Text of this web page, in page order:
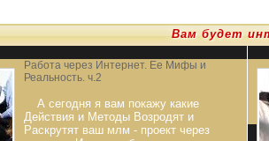
Вам будет
Работа через Интернет. Ее Мифы и
Реальность. ч.2
А сегодня я вам покажу какие
Действия и Методы Возродят и
Раскрутят ваш млм - проект через